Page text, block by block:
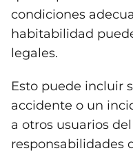
condiciones
habitabilidad
legales.
Esto puede incluir
accidente o un
a otros usuarios
responsabilidades